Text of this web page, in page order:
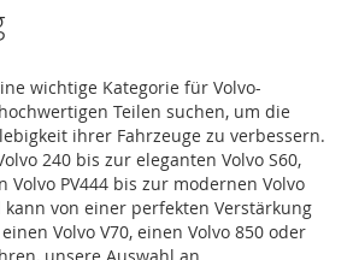
wichtige Kategorie für Volvo-
Teilen suchen, um die
ihrer Fahrzeuge zu verbessern.
240 bis zur eleganten Volvo S60,
Volvo PV444 bis zur modernen Volvo
kann von einer perfekten Verstärkung
Volvo V70, einen Volvo 850 oder